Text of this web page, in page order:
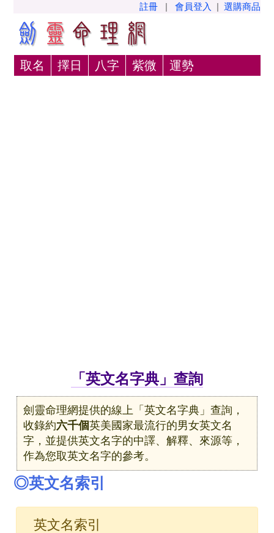
註冊 | 會員登入 | 選購商品
取名 擇日 八字 紫微 運勢
「英文名字典」查詢
劍靈命理網提供的線上「英文名字典」查詢，
收錄約六千個英美國家最流行的男女英文名
字，並提供英文名字的中譯、解釋、來源等，
作為您取英文名字的參考。
◎英文名索引
英文名索引